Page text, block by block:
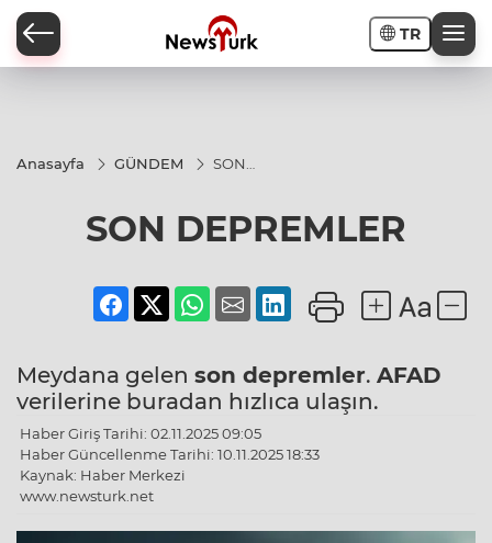
TR
Anasayfa GÜNDEM
SON
SON DEPREMLER
Meydana gelen son depremler. AFAD
verilerine buradan hızlıca ulaşın.
Haber Giriş Tarihi: 02.11.2025 09:05
Haber Güncellenme Tarihi: 10.11.2025 18:33
Kaynak: Haber Merkezi
www.newsturk.net